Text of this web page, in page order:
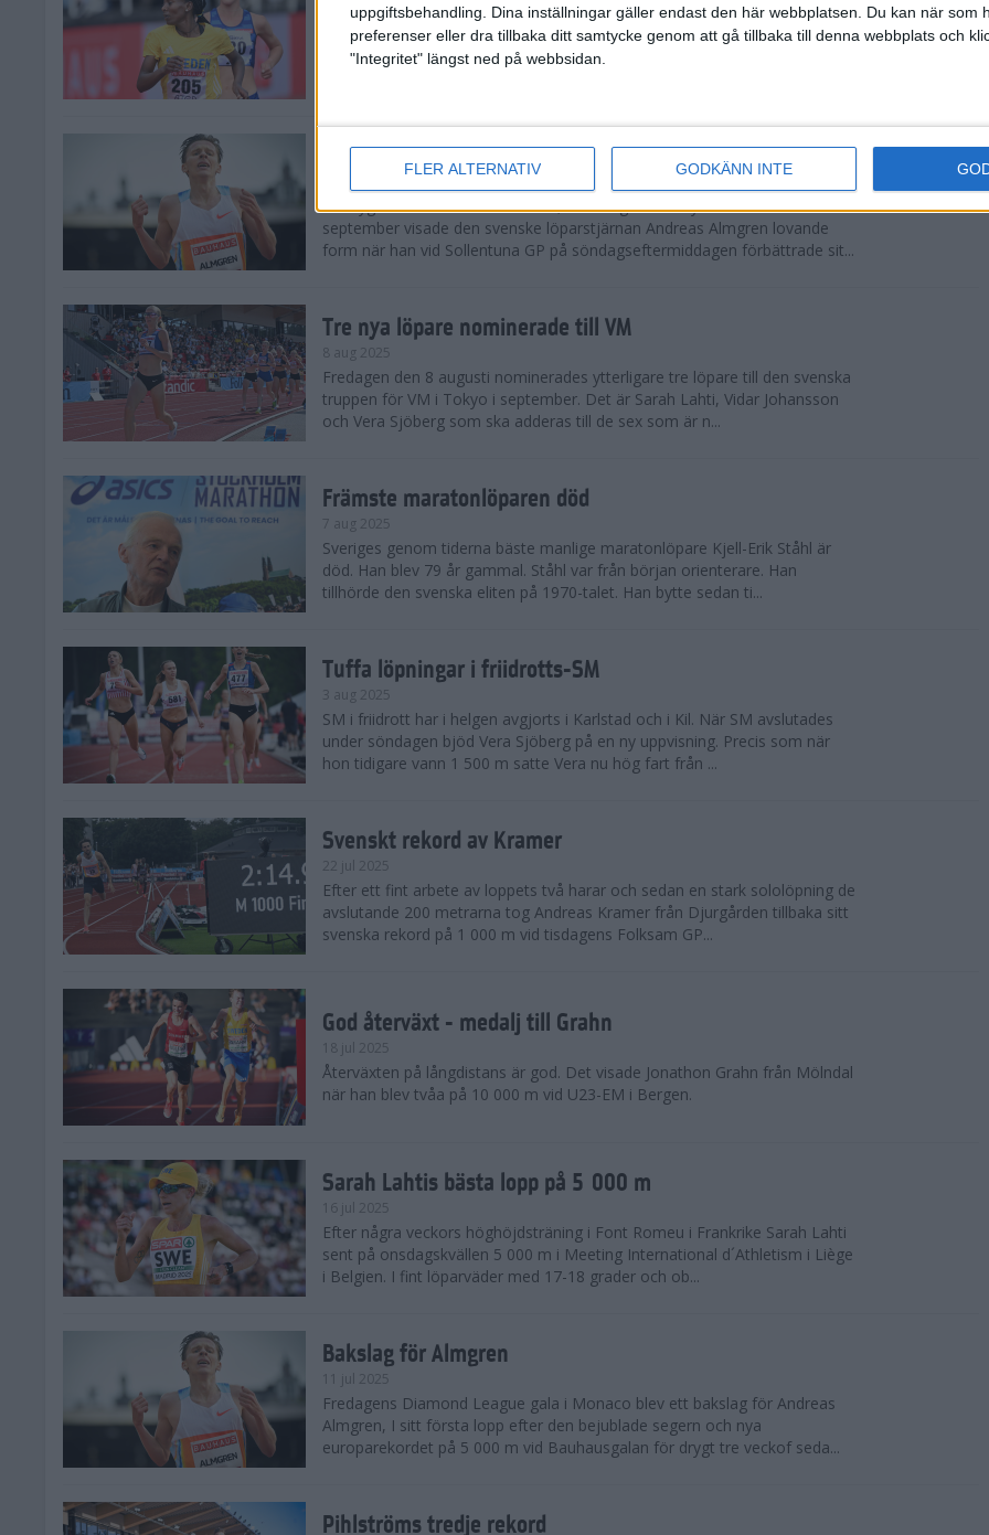
uppgiftsbehandling. Dina inställningar gäller endast den här webbplatsen. Du kan när som
preferenser eller dra tillbaka ditt samtycke genom att gå tillbaka till denna webbplats och
"Integritet" längst ned på webbsidan.
FLER ALTERNATIV GODKÄNN INTE
26 aug 2025
Den hundrade upplagan av Finnkampen, världens äldsta och största
landskamp i friidrott, avgjordes inför fullsatta läktare på Stockholms
Svenskt rekord när Almgren testade VM-formen
En dryg månad före friidrotts-VM, som avgörs i Tokyo den 13-21
september visade den svenske löparstjärnan Andreas Almgren lovande
form när han vid Sollentuna GP på söndagseftermiddagen förbättrade sit...
Tre nya löpare nominerade till VM
8 aug 2025
Fredagen den 8 augusti nominerades ytterligare tre löpare till den svenska
truppen för VM i Tokyo i september. Det är Sarah Lahti, Vidar Johansson
och Vera Sjöberg som ska adderas till de sex som är n...
Främste maratonlöparen död
7 aug 2025
Sveriges genom tiderna bäste manlige maratonlöpare Kjell-Erik Ståhl är
död. Han blev 79 år gammal. Ståhl var från början orienterare. Han
tillhörde den svenska eliten på 1970-talet. Han bytte sedan ti...
Tuffa löpningar i friidrotts-SM
3 aug 2025
SM i friidrott har i helgen avgjorts i Karlstad och i Kil. När SM avslutades
under söndagen bjöd Vera Sjöberg på en ny uppvisning. Precis som när
hon tidigare vann 1 500 m satte Vera nu hög fart från ...
Svenskt rekord av Kramer
22 jul 2025
Efter ett fint arbete av loppets två harar och sedan en stark sololöpning de
avslutande 200 metrarna tog Andreas Kramer från Djurgården tillbaka sitt
svenska rekord på 1 000 m vid tisdagens Folksam GP...
God återväxt - medalj till Grahn
18 jul 2025
Återväxten på långdistans är god. Det visade Jonathon Grahn från Mölndal
när han blev tvåa på 10 000 m vid U23-EM i Bergen.
Sarah Lahtis bästa lopp på 5 000 m
16 jul 2025
Efter några veckors höghöjdsträning i Font Romeu i Frankrike Sarah Lahti
sent på onsdagskvällen 5 000 m i Meeting International d´Athletism i Liège
i Belgien. I fint löparväder med 17-18 grader och ob...
Bakslag för Almgren
11 jul 2025
Fredagens Diamond League gala i Monaco blev ett bakslag för Andreas
Almgren, I sitt första lopp efter den bejublade segern och nya
europarekordet på 5 000 m vid Bauhausgalan för drygt tre veckof seda...
Pihlströms tredje rekord